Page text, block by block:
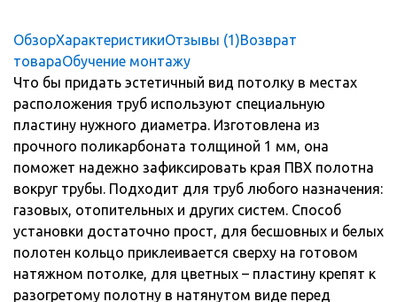
ОбзорХарактеристикиОтзывы (1)Возврат
товараОбучение монтажу
Что бы придать эстетичный вид потолку в местах
расположения труб используют специальную
пластину нужного диаметра. Изготовлена из
прочного поликарбоната толщиной 1 мм, она
поможет надежно зафиксировать края ПВХ полотна
вокруг трубы. Подходит для труб любого назначения:
газовых, отопительных и других систем. Способ
установки достаточно прост, для бесшовных и белых
полотен кольцо приклеивается сверху на готовом
натяжном потолке, для цветных – пластину крепят к
разогретому полотну в натянутом виде перед